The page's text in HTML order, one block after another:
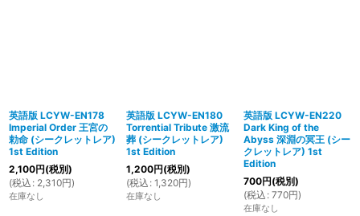
英語版 LCYW-EN178
Imperial Order 王宮の
勅命 (シークレットレア)
1st Edition
2,100円(税別)
(税込 : 2,310円)
在庫なし
英語版 LCYW-EN180
Torrential Tribute 激流
葬 (シークレットレア)
1st Edition
1,200円(税別)
(税込 : 1,320円)
在庫なし
英語版 LCYW-EN220
Dark King of the
Abyss 深淵の冥王 (シー
クレットレア) 1st
Edition
700円(税別)
(税込 : 770円)
在庫なし